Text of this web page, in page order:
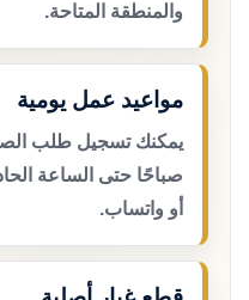
والمنطقة المتاحة.
مواعيد عمل يومية
يمكنك تسجيل طلب
صباحًا حتى الساعة
أو واتساب.